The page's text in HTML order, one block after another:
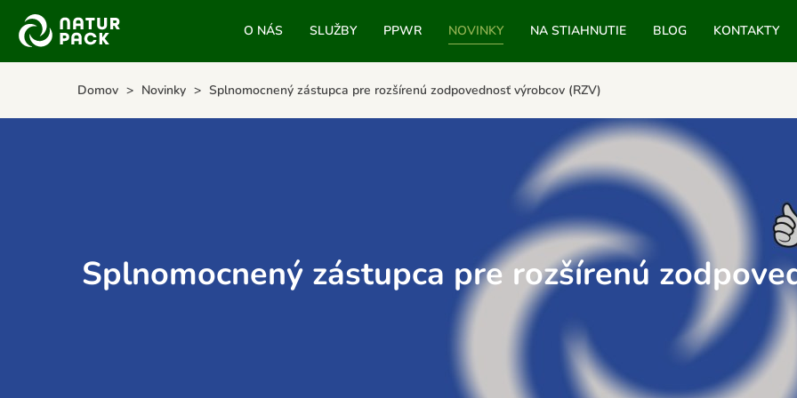
O NÁS SLUŽBY PPWR NOVINKY NA STIAHNUTIE BLOG KONTAKTY
Domov Novinky Splnomocnený zástupca pre rozšírenú zodpovednosť výrobcov (RZV)
Splnomocnený zástupca pre rozšírenú